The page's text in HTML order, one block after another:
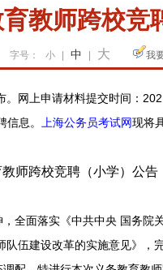
教师跨校竞
字号： 小 中 大 我
。 网上申请材料提交时间：
信息。 上海公务员考试网 现将
师跨校竞聘（小学）公告
面落实《中共中央 国务院
伍建设改革的实施意见》，